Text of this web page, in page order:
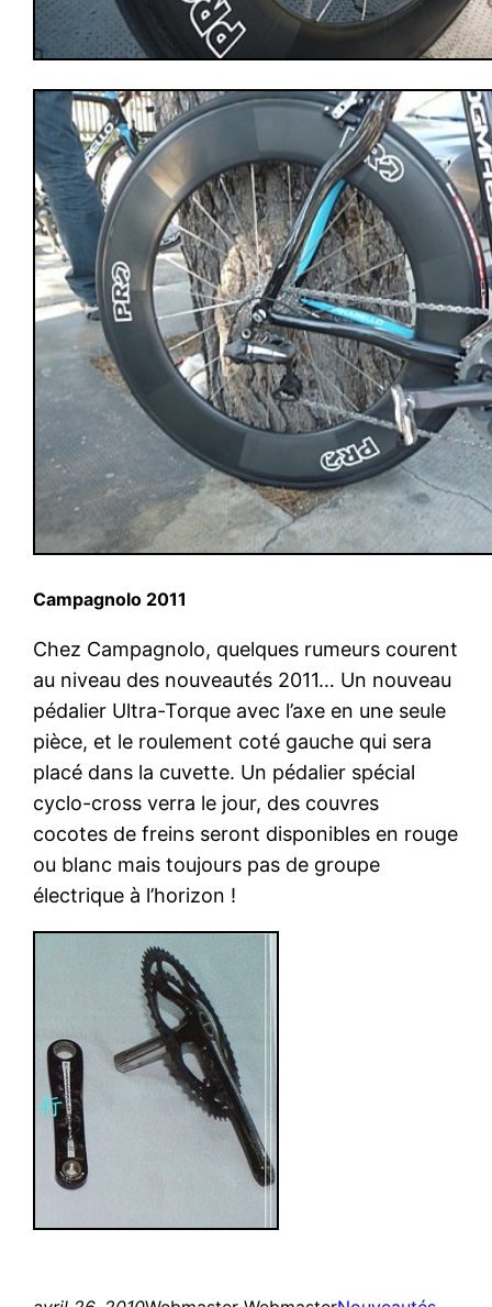
Campagnolo 2011
Chez Campagnolo, quelques rumeurs courent
au niveau des nouveautés 2011… Un nouveau
pédalier Ultra-Torque avec l’axe en une seule
pièce, et le roulement coté gauche qui sera
placé dans la cuvette. Un pédalier spécial
cyclo-cross verra le jour, des couvres
cocotes de freins seront disponibles en rouge
ou blanc mais toujours pas de groupe
électrique à l’horizon !